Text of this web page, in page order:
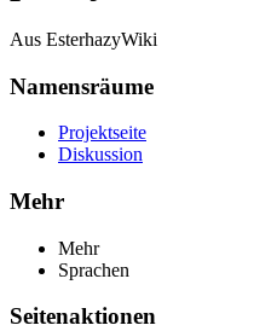
Aus EsterhazyWiki
Namensräume
Projektseite
Diskussion
Mehr
Mehr
Sprachen
Seitenaktionen